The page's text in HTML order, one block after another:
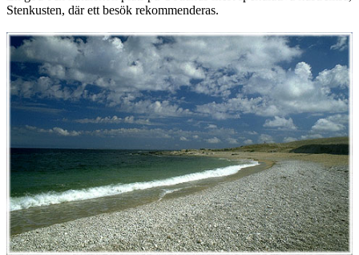
Stenkusten, där ett besök rekommenderas.